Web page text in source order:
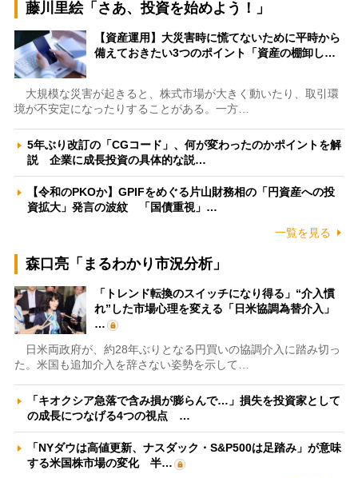
藤川里絵「さあ、投資を始めよう！」
【資産運用】大災害時に慌てないために平時から
備えておきたい3つのポイント「資産の棚卸し…
大規模な災害が起きると、株式市場が大きく動いたり、取引環
境が不安定になったりすることがある。一方…
5年ぶり改訂の「CGコード」、何が変わったのかポイントを解
説 企業に成長投資の具体的な説…
【令和のPKOか】GPIFをめぐる片山財務相の「円資産への投
資拡大」発言の波紋 「国債重視」…
一覧を見る
森口亮「まるわかり市況分析」
「トレンド転換のスイッチになり得る」“介入慣
れ”した市場心理を変える「日米協調為替介入」
…
日米両政府が、約28年ぶりとなる円買いの協調介入に踏み切っ
た。米国も追加介入を辞さない姿勢を示して…
「キオクシア急落で含み損が膨らんで…」損失を投資家として
の成長につなげる4つの視点 …
「NYダウは高値更新、ナスダック・S&P500は足踏み」が意味
する米国株市場の変化 半…